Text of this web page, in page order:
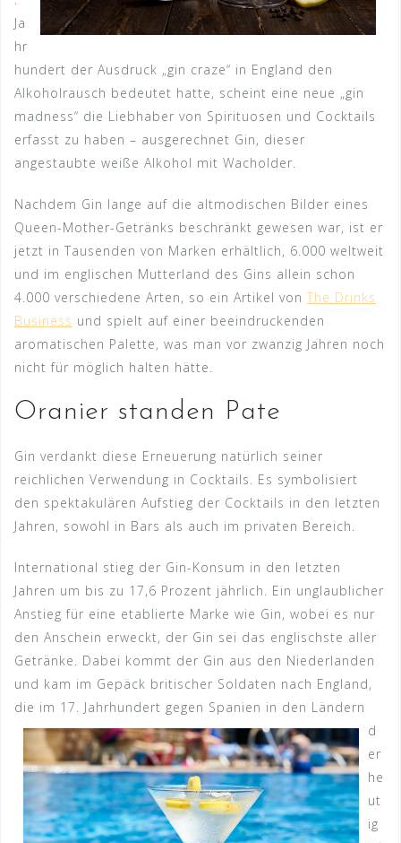
Ja
hr
hundert der Ausdruck „gin craze“ in England den
Alkoholrausch bedeutet hatte, scheint eine neue „gin
madness“ die Liebhaber von Spirituosen und Cocktails
erfasst zu haben – ausgerechnet Gin, dieser
angestaubte weiße Alkohol mit Wacholder.
Nachdem Gin lange auf die altmodischen Bilder eines
Queen-Mother-Getränks beschränkt gewesen war, ist er
jetzt in Tausenden von Marken erhältlich, 6.000 weltweit
und im englischen Mutterland des Gins allein schon
4.000 verschiedene Arten, so ein Artikel von The Drinks
Business und spielt auf einer beeindruckenden
aromatischen Palette, was man vor zwanzig Jahren noch
nicht für möglich halten hätte.
Oranier standen Pate
Gin verdankt diese Erneuerung natürlich seiner
reichlichen Verwendung in Cocktails. Es symbolisiert
den spektakulären Aufstieg der Cocktails in den letzten
Jahren, sowohl in Bars als auch im privaten Bereich.
International stieg der Gin-Konsum in den letzten
Jahren um bis zu 17,6 Prozent jährlich. Ein unglaublicher
Anstieg für eine etablierte Marke wie Gin, wobei es nur
den Anschein erweckt, der Gin sei das englischste aller
Getränke. Dabei kommt der Gin aus den Niederlanden
und kam im Gepäck britischer Soldaten nach England,
die im 17. Jahrhundert gegen Spanien in den Ländern
d
er
he
ut
ig